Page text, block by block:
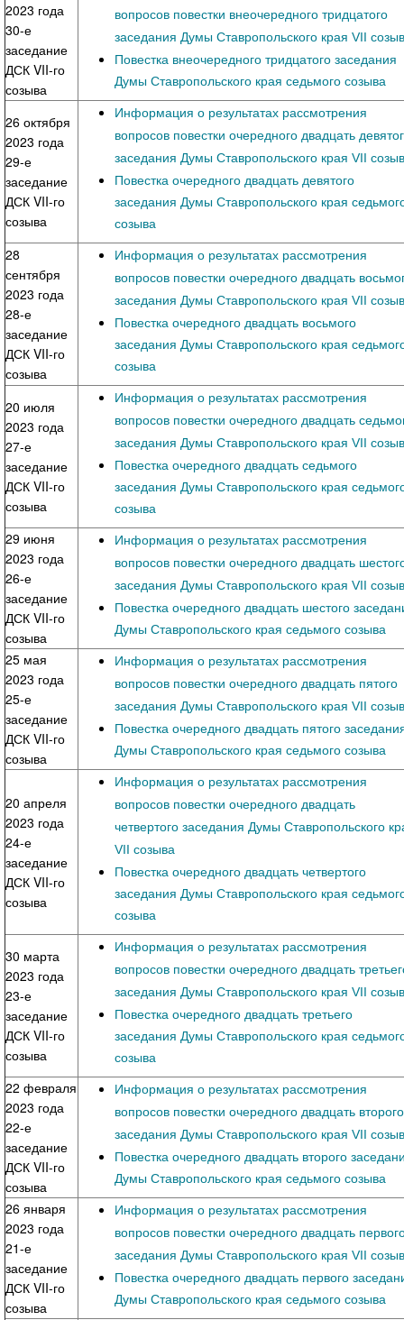
2023 года
30-е
заседание
ДСК VII-го
созыва
вопросов повестки внеочередного тридцатого
заседания Думы Ставропольского края VII
Повестка внеочередного тридцатого заседания
Думы Ставропольского края седьмого созыва
26 октября
2023 года
29-е
заседание
ДСК VII-го
созыва
Информация о результатах рассмотрения
вопросов повестки очередного двадцать
заседания Думы Ставропольского края VII
Повестка очередного двадцать девятого
заседания Думы Ставропольского края
созыва
28
сентября
2023 года
28-е
заседание
ДСК VII-го
созыва
Информация о результатах рассмотрения
вопросов повестки очередного двадцать
заседания Думы Ставропольского края VII
Повестка очередного двадцать восьмого
заседания Думы Ставропольского края
созыва
20 июля
2023 года
27-е
заседание
ДСК VII-го
созыва
Информация о результатах рассмотрения
вопросов повестки очередного двадцать
заседания Думы Ставропольского края VII
Повестка очередного двадцать седьмого
заседания Думы Ставропольского края
созыва
29 июня
2023 года
26-е
заседание
ДСК VII-го
созыва
Информация о результатах рассмотрения
вопросов повестки очередного двадцать
заседания Думы Ставропольского края VII
Повестка очередного двадцать шестого
Думы Ставропольского края седьмого созыва
25 мая
2023 года
25-е
заседание
ДСК VII-го
созыва
Информация о результатах рассмотрения
вопросов повестки очередного двадцать пятого
заседания Думы Ставропольского края VII
Повестка очередного двадцать пятого
Думы Ставропольского края седьмого созыва
20 апреля
2023 года
24-е
заседание
ДСК VII-го
созыва
Информация о результатах рассмотрения
вопросов повестки очередного двадцать
четвертого заседания Думы Ставропольского
VII созыва
Повестка очередного двадцать четвертого
заседания Думы Ставропольского края
созыва
30 марта
2023 года
23-е
заседание
ДСК VII-го
созыва
Информация о результатах рассмотрения
вопросов повестки очередного двадцать
заседания Думы Ставропольского края VII
Повестка очередного двадцать третьего
заседания Думы Ставропольского края
созыва
22 февраля
2023 года
22-е
заседание
ДСК VII-го
созыва
Информация о результатах рассмотрения
вопросов повестки очередного двадцать второго
заседания Думы Ставропольского края VII
Повестка очередного двадцать второго
Думы Ставропольского края седьмого созыва
26 января
2023 года
21-е
заседание
ДСК VII-го
созыва
Информация о результатах рассмотрения
вопросов повестки очередного двадцать
заседания Думы Ставропольского края VII
Повестка очередного двадцать первого
Думы Ставропольского края седьмого созыва